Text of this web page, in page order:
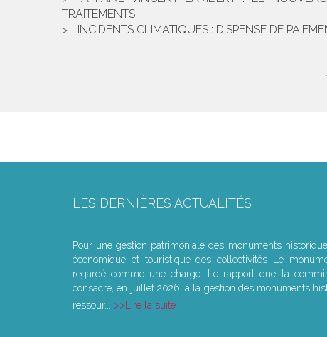
TRAITEMENTS
INCIDENTS CLIMATIQUES : DISPENSE DE
LES DERNIÈRES ACTUALITÉS
Pour une gestion patrimoniale des monuments
économique et touristique des collectivités Le
regardé comme une charge. Le rapport que la
consacré, en juillet 2026, à la gestion des monuments
ressour...
Lire la suite